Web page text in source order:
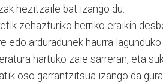
hezitzaile bat izango du.
zehazturiko herriko eraikin
edo arduradunek haurra
hartuko zaie sarreran, eta
oso garrantzitsua izango da